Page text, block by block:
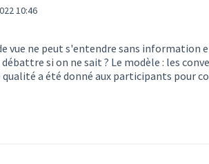
10:46
vue ne peut s'entendre sans information
si on ne sait ? Le modèle : les
a été donné aux participants pour